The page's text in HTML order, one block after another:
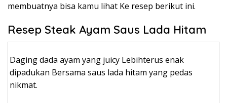
membuatnya bisa kamu lihat Ke resep berikut ini.
Resep Steak Ayam Saus Lada Hitam
Daging dada ayam yang juicy Lebihterus enak
dipadukan Bersama saus lada hitam yang pedas
nikmat.